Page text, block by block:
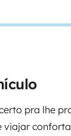
pra lhe